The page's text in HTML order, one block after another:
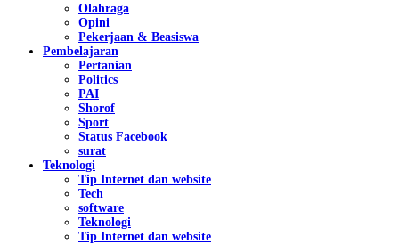
Olahraga
Opini
Pekerjaan & Beasiswa
Pembelajaran
Pertanian
Politics
PAI
Shorof
Sport
Status Facebook
surat
Teknologi
Tip Internet dan website
Tech
software
Teknologi
Tip Internet dan website